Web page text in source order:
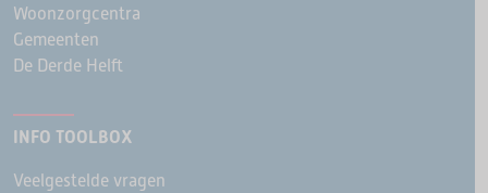
Woonzorgcentra
Gemeenten
De Derde Helft
INFO TOOLBOX
Veelgestelde vragen